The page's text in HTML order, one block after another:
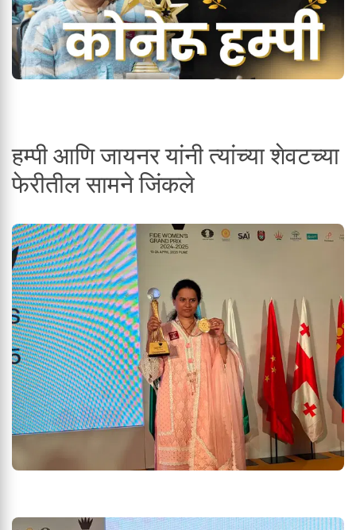
हम्पी आणि जायनर यांनी त्यांच्या शेवटच्या
फेरीतील सामने जिंकले